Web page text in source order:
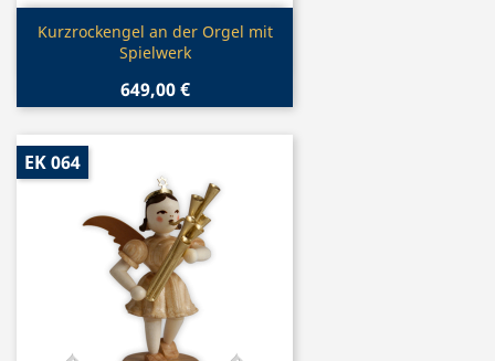
Vorschau
Kurzrockengel an der Orgel mit
Spielwerk
649,00 €
EK 064